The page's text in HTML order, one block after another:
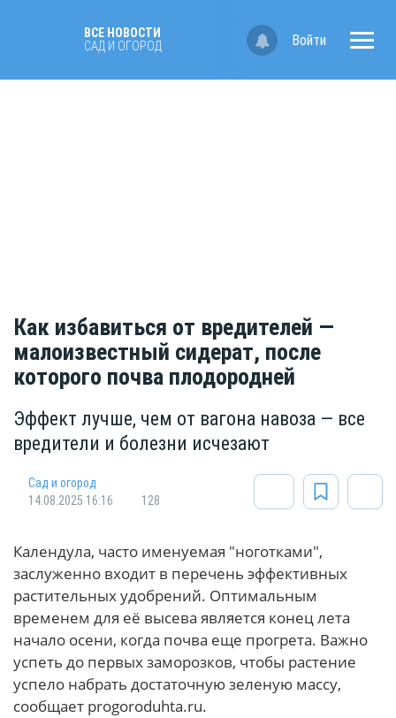
ВСЕ НОВОСТИ
САД И ОГОРОД
Войти
Как избавиться от вредителей —
малоизвестный сидерат, после
которого почва плодородней
Эффект лучше, чем от вагона навоза — все
вредители и болезни исчезают
Сад и огород
14.08.2025 16:16
128
Календула, часто именуемая "ноготками",
заслуженно входит в перечень эффективных
растительных удобрений. Оптимальным
временем для её высева является конец лета
начало осени, когда почва еще прогрета. Важно
успеть до первых заморозков, чтобы растение
успело набрать достаточную зеленую массу,
сообщает progoroduhta.ru.